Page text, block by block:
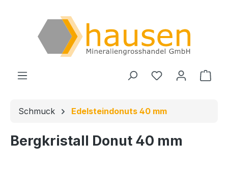
Du hast 0
Schmuck Edelsteindonuts 40 mm
Bergkristall Donut 40 mm